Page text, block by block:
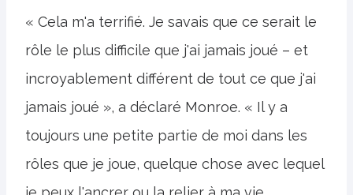
« Cela m'a terrifié. Je savais que ce serait le
rôle le plus difficile que j'ai jamais joué – et
incroyablement différent de tout ce que j'ai
jamais joué », a déclaré Monroe. « Il y a
toujours une petite partie de moi dans les
rôles que je joue, quelque chose avec lequel